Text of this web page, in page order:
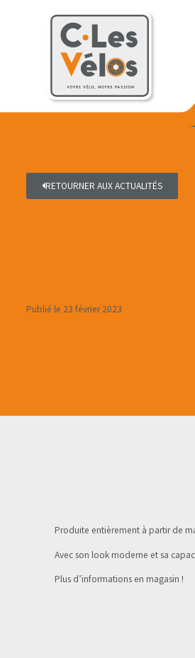
RETOURNER AUX ACTUALITÉS
Publié le 23 février 2023
Produite entièrement à partir de
Avec son look moderne et sa
Plus d’informations en magasin !